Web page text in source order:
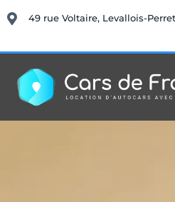
49 rue Voltaire, Levallois-Perret